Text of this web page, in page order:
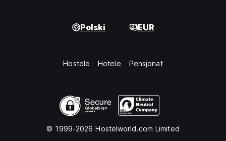
Polski EUR
Hostele Hotele Pensjonat
© 1999-2026 Hostelworld.com Limited